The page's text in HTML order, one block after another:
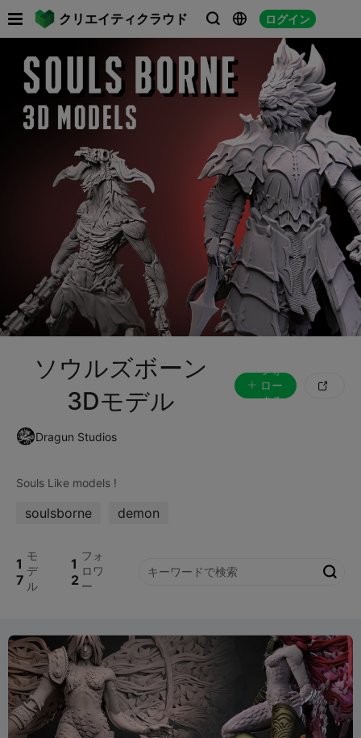
クリエイティクラウド   ログイン

ソウルズボーン
3Dモデル
フォ
ロー
する

Dragun Studios
soulsborne demon
1
7
モ
デ
ル
1
2
フォ
ロワ
ー
